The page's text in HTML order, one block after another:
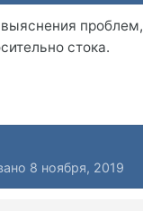
проблем,
стока.
8 ноября, 2019